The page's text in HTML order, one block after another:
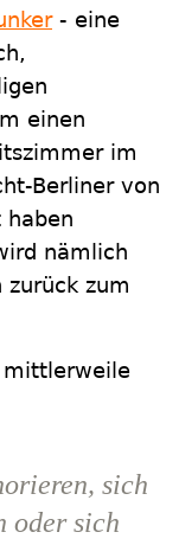
- eine
einen
im
Berliner von
haben
nämlich
zurück zum
mittlerweile
sich
oder sich